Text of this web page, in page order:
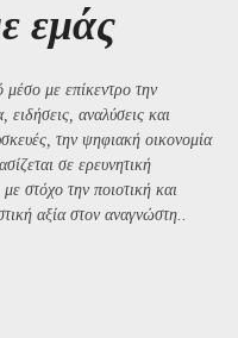
εμάς
με επίκεντρο την
ειδήσεις, αναλύσεις και
την ψηφιακή οικονομία
σε ερευνητική
στόχο την ποιοτική και
αξία στον αναγνώστη..